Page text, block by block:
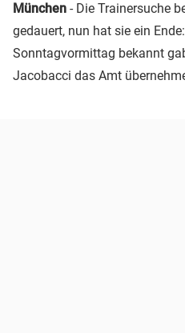
München - Die Trainersuche
gedauert, nun hat sie ein
Sonntagvormittag bekannt
Jacobacci das Amt